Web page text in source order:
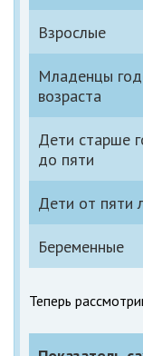
Взрослые
Младенцы
возраста
Дети старше
до пяти
Дети от пяти
Беременные
Теперь